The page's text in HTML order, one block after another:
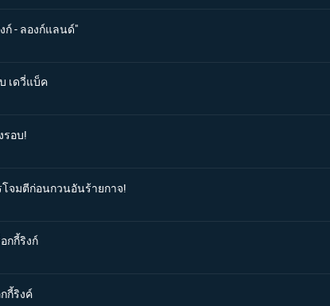
ก์ - ลองก์แลนด์"
เดวี่แบ็ค
รอบ!
โจมตีก่อนกวนอันร้ายกาจ!
กกี้ริงก์
กี้ริงค์